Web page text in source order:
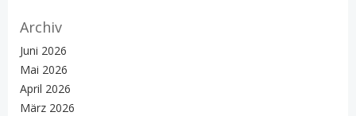
Archiv
Juni 2026
Mai 2026
April 2026
März 2026